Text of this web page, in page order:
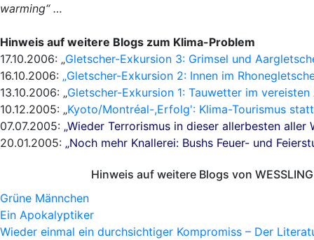
warming“ …
Hinweis auf weitere Blogs zum Klima-Problem
17.10.2006: „Gletscher-Exkursion 3: Grimsel und
16.10.2006: „Gletscher-Exkursion 2: Innen im
13.10.2006: „Gletscher-Exkursion 1: Tauwetter im
10.12.2005: „Kyoto/Montréal-,Erfolg': Klima-Tourismus
07.07.2005: „Wieder Terrorismus in dieser allerbesten aller
20.01.2005: „Noch mehr Knallerei: Bushs Feuer- und
Hinweis auf weitere Blogs von
Grüne Männchen
Ein Apokalyptiker
Wieder einmal ein durchsichtiger Kompromiss – Der